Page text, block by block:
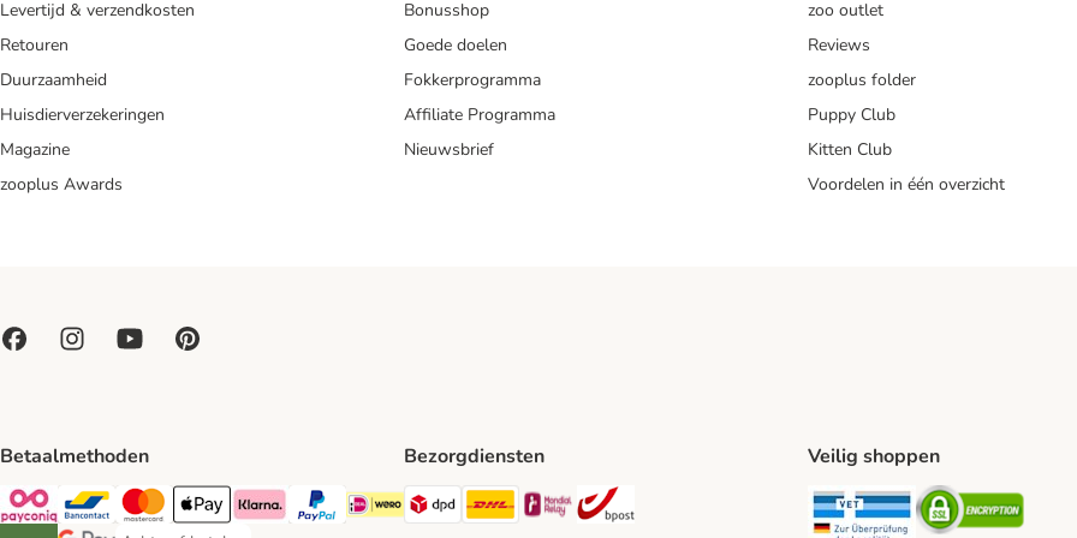
Levertijd & verzendkosten
Retouren
Duurzaamheid
Huisdierverzekeringen
Magazine
zooplus Awards
Bonusshop
Goede doelen
Fokkerprogramma
Affiliate Programma
Nieuwsbrief
zoo outlet
Reviews
zooplus folder
Puppy Club
Kitten Club
Voordelen in één overzicht
Betaalmethoden
Payconiq Payment Method
Bancontact Payment Method
Mastercard Payment Method
Apple Pay Payment Method
Klarna Payment Method
PayPal Payment Method
iDeal Payment Method
Bezorgdiensten
Dpd Shipping Method
DHL Shipping Method
Mondial Relay Shipping Method
Veilig shoppen
Security